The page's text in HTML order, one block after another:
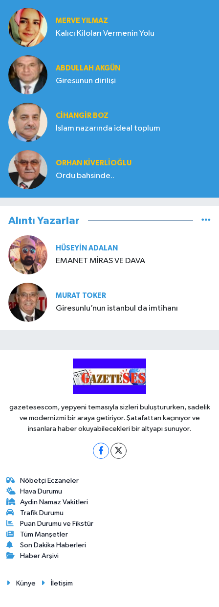
MERVE YILMAZ
Kalıcı Kiloları Vermenin Yolu
ABDULLAH AKGÜN
Giresunun dirilişi
CIHANGIR BOZ
İslam nazarında ideal toplum
ORHAN KIVERLIOĞLU
Ordu bahsinde..
Alıntı Yazarlar
HÜSEYIN ADALAN
EMANET MİRAS VE DAVA
MURAT TOKER
Giresunlu’nun istanbul da imtihanı
gazetesescom, yepyeni temasıyla sizleri buluştururken, sadelik
ve modernizmi bir araya getiriyor. Şatafattan kaçınıyor ve
insanlara haber okuyabilecekleri bir altyapı sunuyor.
Nöbetçi Eczaneler
Hava Durumu
Aydin Namaz Vakitleri
Trafik Durumu
Puan Durumu ve Fikstür
Tüm Manşetler
Son Dakika Haberleri
Haber Arşivi
Künye İletişim